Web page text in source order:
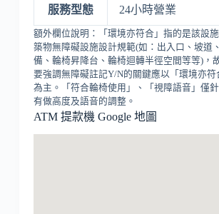
服務型態 24小時營業
額外欄位說明：「環境亦符合」指的是該設
築物無障礙設施設計規範(如：出入口、坡道
備、輪椅昇降台、輪椅迴轉半徑空間等等)，
要強調無障礙註記Y/N的關鍵應以「環境亦符
為主。「符合輪椅使用」、「視障語音」僅
有做高度及語音的調整。
ATM 提款機 Google 地圖